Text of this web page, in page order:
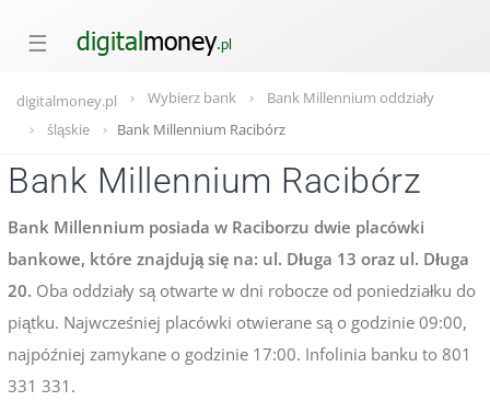
☰
digitalmoney.pl Wybierz bank
Bank Millennium oddziały
śląskie
Bank Millennium Racibórz
Bank Millennium Racibórz
Bank Millennium posiada w Raciborzu dwie placówki
bankowe, które znajdują się na: ul. Długa 13 oraz ul. Długa
20. Oba oddziały są otwarte w dni robocze od poniedziałku do
piątku. Najwcześniej placówki otwierane są o godzinie 09:00,
najpóźniej zamykane o godzinie 17:00. Infolinia banku to 801
331 331.